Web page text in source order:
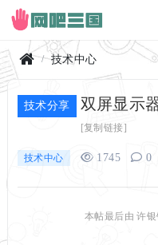
页
技术中心
技术分享 双屏显示
[复制链接]
技术中心 1745 0
本帖最后由 许